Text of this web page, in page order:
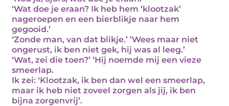
‘Wat doe je eraan? Ik heb hem ‘klootzak’
nageroepen en een bierblikje naar hem
gegooid.’
‘Zonde man, van dat blikje.’ ’Wees maar niet
ongerust, ik ben niet gek, hij was al leeg.’
‘Wat, zei die toen?’ ‘Hij noemde mij een vieze
smeerlap.
Ik zei: ‘Klootzak, ik ben dan wel een smeerlap,
maar ik heb niet zoveel zorgen als jij, ik ben
bijna zorgenvrij’.